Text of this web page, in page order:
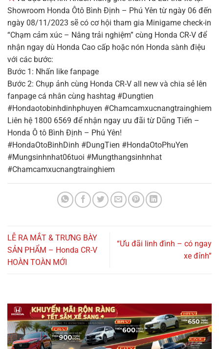
Showroom Honda Ôtô Bình Định – Phú Yên từ ngày 06 đến
ngày 08/11/2023 sẽ có cơ hội tham gia Minigame check-in
“Chạm cảm xúc – Nâng trải nghiệm” cùng Honda CR-V để
nhận ngay dù Honda Cao cấp hoặc nón Honda sành điệu
với các bước:
Bước 1: Nhấn like fanpage
Bước 2: Chụp ảnh cùng Honda CR-V all new và chia sẻ lên
fanpage cá nhân cùng hashtag #Dungtien
#Hondaotobinhdinhphuyen #Chamcamxucnangtrainghiem
Liên hệ 1800 6569 để nhận ngay ưu đãi từ Dũng Tiến –
Honda Ô tô Bình Định – Phú Yên!
#HondaOtoBinhDinh #DungTien #HondaOtoPhuYen
#Mungsinhnhat06tuoi #Mungthangsinhnhat
#Chamcamxucnangtrainghiem
LỄ RA MẮT & TRƯNG BÀY
SẢN PHẨM – Honda CR-V
HOÀN TOÀN MỚI
“Ưu đãi linh đình – có ngay
xe đỉnh”